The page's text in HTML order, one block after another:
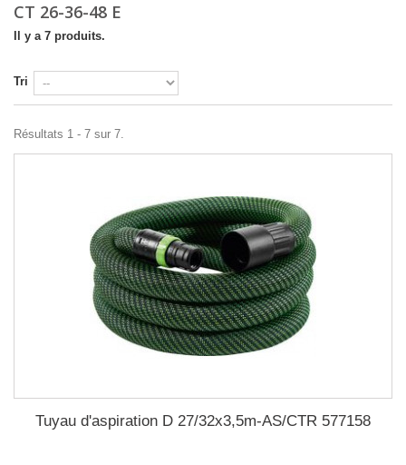
CT 26-36-48 E
Il y a 7 produits.
Tri
Résultats 1 - 7 sur 7.
Tuyau d'aspiration D 27/32x3,5m-AS/CTR 577158